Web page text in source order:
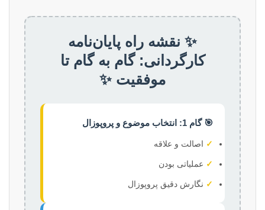
✨ نقشه راه پایان‌نامه
کارگردانی: گام به گام تا
موفقیت ✨
🎯 گام 1: انتخاب موضوع و پروپوزال
✓ اصالت و علاقه
✓ عملیاتی بودن
✓ نگارش دقیق پروپوزال